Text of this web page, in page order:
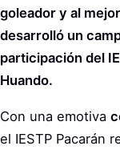
goleador y al
desarrolló un
participación del
Huando.
Con una emotiva
el IESTP Pacarán